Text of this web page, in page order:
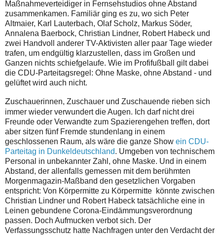
Maßnahmeverteidiger in Fernsehstudios ohne Abstand
zusammenkamen. Familiär ging es zu, wo sich Peter
Altmaier, Karl Lauterbach, Olaf Scholz, Markus Söder,
Annalena Baerbock, Christian Lindner, Robert Habeck und
zwei Handvoll anderer TV-Aktivisten aller paar Tage wieder
trafen, um endgültig klarzustellen, dass im Großen und
Ganzen nichts schiefgelaufe. Wie im Profifußball gilt dabei
die CDU-Parteitagsregel: Ohne Maske, ohne Abstand - und
gelüftet wird auch nicht.
Zuschauerinnen, Zuschauer und Zuschauende rieben sich
immer wieder verwundert die Augen. Ich darf nicht drei
Freunde oder Verwandte zum Spazierengehen treffen, dort
aber sitzen fünf Fremde stundenlang in einem
geschlossenen Raum, als wäre die ganze Show ein CDU-
Parteitag in Dunkeldeutschland. Umgeben von technischem
Personal in unbekannter Zahl, ohne Maske. Und in einem
Abstand, der allenfalls gemessen mit dem berühmten
Morgenmagazin-Maßband den gesetzlichen Vorgaben
entspricht: Von Körpermitte zu Körpermitte könnte zwischen
Christian Lindner und Robert Habeck tatsächliche eine in
Leinen gebundene Corona-Eindämmungsverordnung
passen. Doch Aufmucken verbot sich. Der
Verfassungsschutz hatte Nachfragen unter den Verdacht der